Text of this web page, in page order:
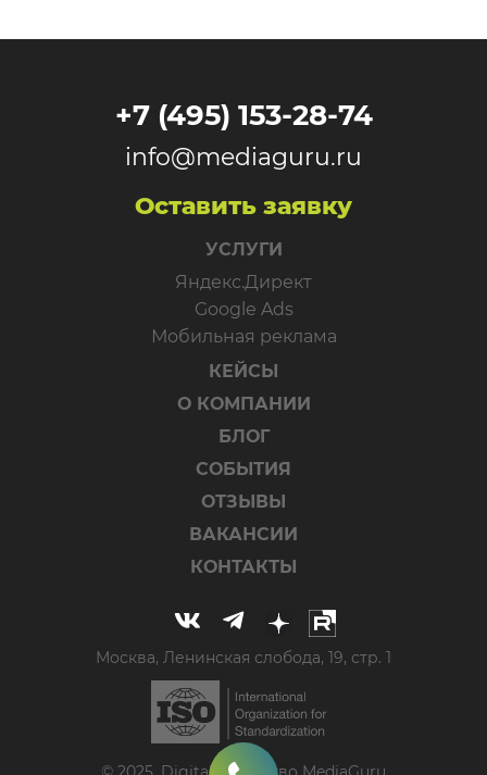
+7 (495) 153-28-74
info@mediaguru.ru
Оставить заявку
УСЛУГИ
Яндекс.Директ
Google Ads
Мобильная реклама
КЕЙСЫ
О КОМПАНИИ
БЛОГ
СОБЫТИЯ
ОТЗЫВЫ
ВАКАНСИИ
КОНТАКТЫ
Москва, Ленинская слобода, 19, стр. 1